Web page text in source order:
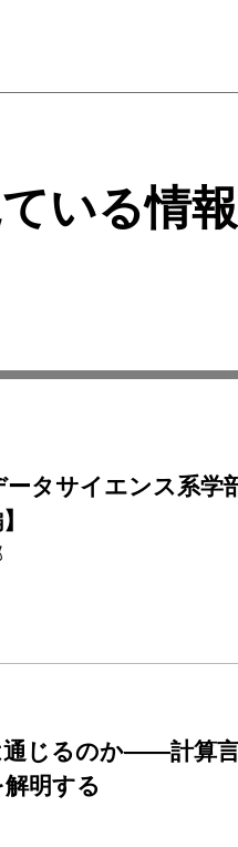
いる情
タサイエンス系学
通じるのか——計算
解明する